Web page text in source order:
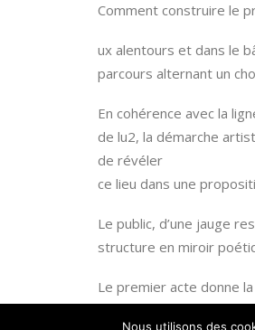
Comment construire le
ux alentours et dans le
parcours alternant un
En cohérence avec la
de lu2, la démarche
de révéler
ce lieu dans une
Le public, d’une jauge
structure en miroir
Le premier acte donne
Nous utilisons des